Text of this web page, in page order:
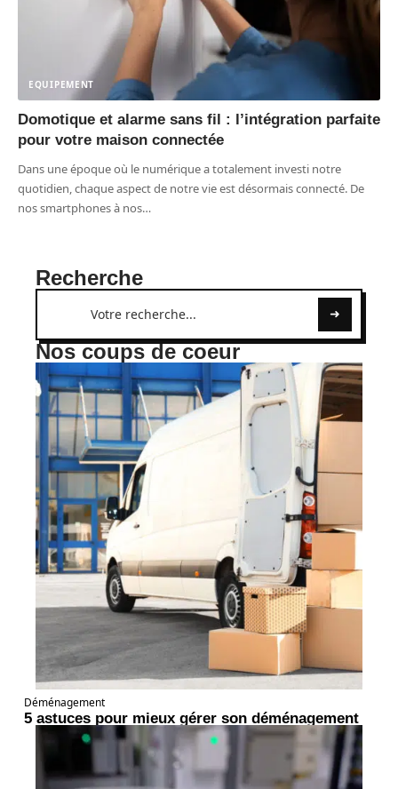
EQUIPEMENT
Domotique et alarme sans fil : l’intégration parfaite
pour votre maison connectée
Dans une époque où le numérique a totalement investi notre
quotidien, chaque aspect de notre vie est désormais connecté. De
nos smartphones à nos…
Recherche
Nos coups de coeur
Déménagement
5 astuces pour mieux gérer son déménagement